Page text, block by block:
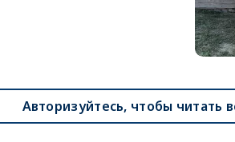
Авторизуйтесь, чтобы читать